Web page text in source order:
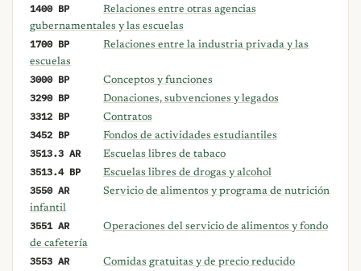
1400 BP
Relaciones entre otras agencias
gubernamentales y las escuelas
1700 BP
Relaciones entre la industria privada y las
escuelas
3000 BP Conceptos y funciones
3290 BP Donaciones, subvenciones y legados
3312 BP Contratos
3452 BP Fondos de actividades estudiantiles
3513.3 AR Escuelas libres de tabaco
3513.4 BP Escuelas libres de drogas y alcohol
3550 AR
Servicio de alimentos y programa de nutrición
infantil
3551 AR
Operaciones del servicio de alimentos y fondo
de cafetería
3553 AR Comidas gratuitas y de precio reducido